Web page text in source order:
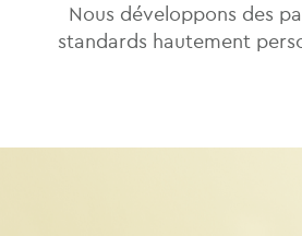
Nous développons des
standards hautement